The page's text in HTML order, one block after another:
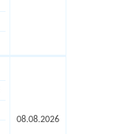
08.08.2026